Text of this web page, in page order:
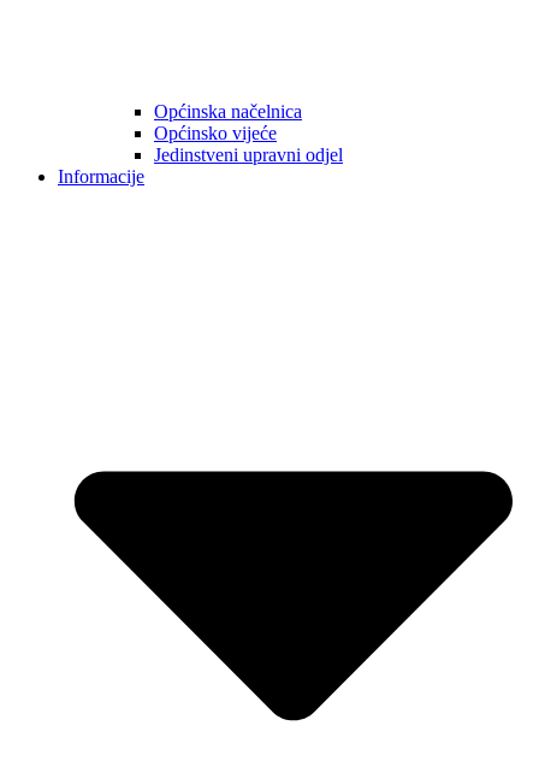
Općinska načelnica
Općinsko vijeće
Jedinstveni upravni odjel
Informacije